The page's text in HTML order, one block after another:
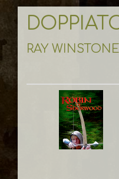
RAY WINSTONE